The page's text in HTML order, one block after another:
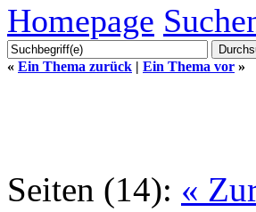
Homepage
« Ein Thema zurück | Ein Thema vor »
Seiten (14): «